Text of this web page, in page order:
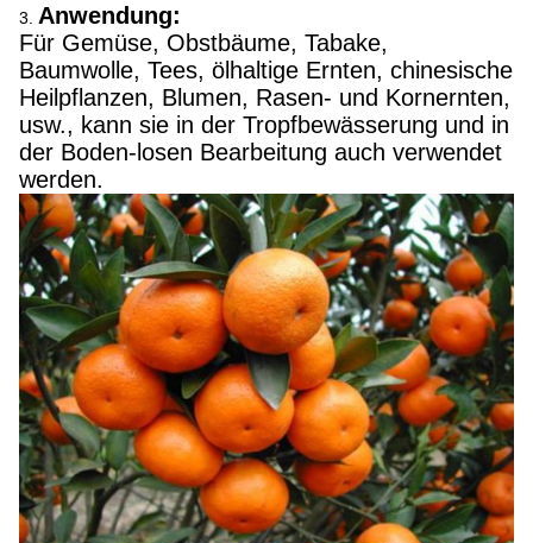
3. Anwendung:
Für Gemüse, Obstbäume, Tabake,
Baumwolle, Tees, ölhaltige Ernten, chinesische
Heilpflanzen, Blumen, Rasen- und Kornernten,
usw., kann sie in der Tropfbewässerung und in
der Boden-losen Bearbeitung auch verwendet
werden.